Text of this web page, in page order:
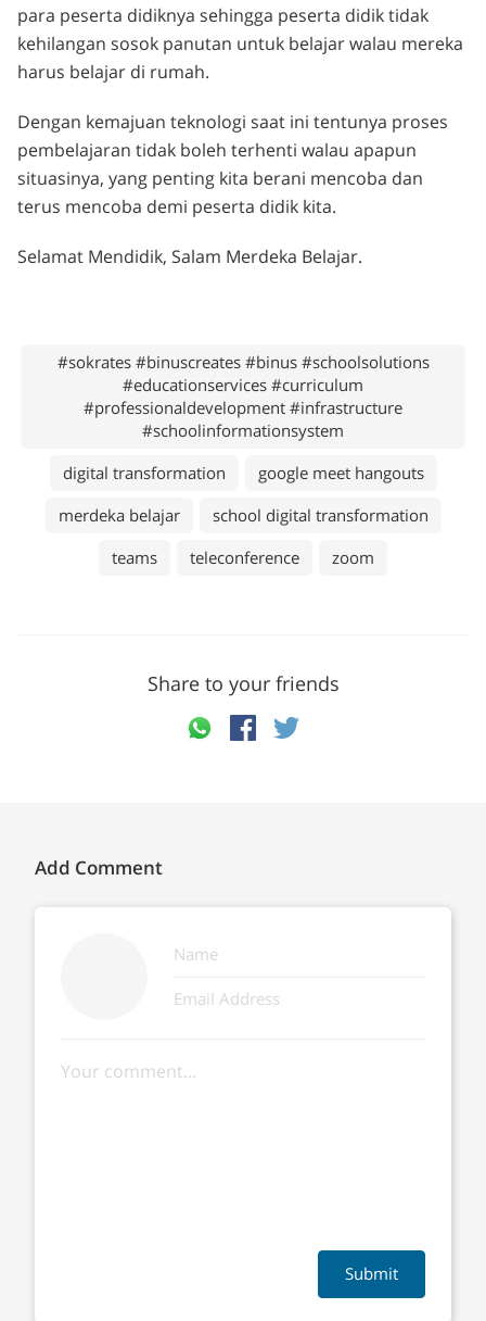
para peserta didiknya sehingga peserta didik tidak
kehilangan sosok panutan untuk belajar walau mereka
harus belajar di rumah.
Dengan kemajuan teknologi saat ini tentunya proses
pembelajaran tidak boleh terhenti walau apapun
situasinya, yang penting kita berani mencoba dan
terus mencoba demi peserta didik kita.
Selamat Mendidik, Salam Merdeka Belajar.
#sokrates #binuscreates #binus #schoolsolutions
#educationservices #curriculum
#professionaldevelopment #infrastructure
#schoolinformationsystem
digital transformation
google meet hangouts
merdeka belajar
school digital transformation
teams
teleconference zoom
Share to your friends
Add Comment
Submit